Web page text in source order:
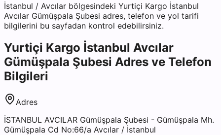
İstanbul / Avcılar bölgesindeki Yurtiçi Kargo İstanbul
Avcılar Gümüşpala Şubesi adres, telefon ve yol tarifi
bilgilerini bu sayfadan kontrol edebilirsiniz.
Yurtiçi Kargo İstanbul Avcılar
Gümüşpala Şubesi Adres ve Telefon
Bilgileri
Adres
İSTANBUL AVCILAR Gümüşpala Şubesi - Gümüşpala Mh.
Gümüşpala Cd No:66/a Avcılar / İstanbul